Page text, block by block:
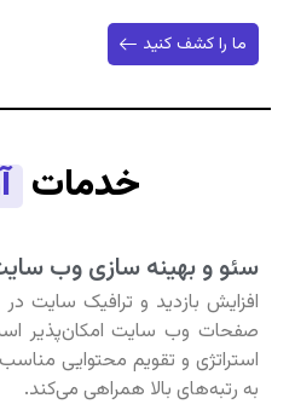
ما را کشف کنید
خدمات
سئو و بهینه سازی وب
افزایش بازدید و ترافیک سایت
صفحات وب سایت امکان‌پذیر
استراتژی و تقویم محتوایی
به رتبه‌های بالا همراهی می‌کند.